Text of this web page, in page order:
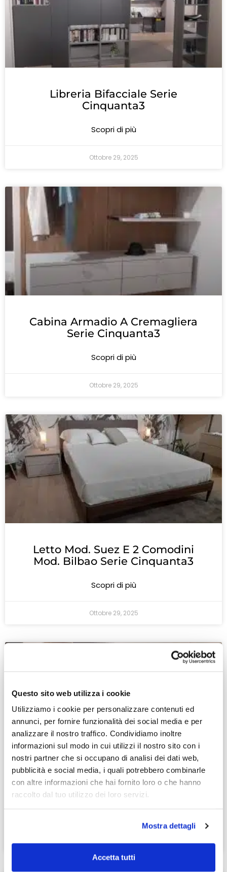
Questo sito web utilizza i cookie
Utilizziamo i cookie per personalizzare contenuti ed
annunci, per fornire funzionalità dei social media e per
analizzare il nostro traffico. Condividiamo inoltre
informazioni sul modo in cui utilizzi il nostro sito con i
nostri partner che si occupano di analisi dei dati web,
pubblicità e social media, i quali potrebbero combinarle
con altre informazioni che hai fornito loro o che hanno
raccolto dal tuo utilizzo dei loro servizi.
Mostra dettagli
Accetta tutti
Libreria Bifacciale Serie
Cinquanta3
Scopri di più
Ottobre 29, 2025
Cabina Armadio A Cremagliera
Serie Cinquanta3
Scopri di più
Ottobre 29, 2025
Letto Mod. Suez E 2 Comodini
Mod. Bilbao Serie Cinquanta3
Scopri di più
Ottobre 29, 2025
Cucina Mod. Alevè/Infinity Di
Stosa